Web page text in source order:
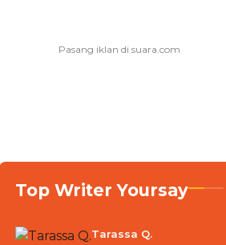
Top Writer Yoursay
Tarassa Q.